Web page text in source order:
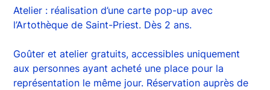
Atelier : réalisation d’une carte pop-up avec
l’Artothèque de Saint-Priest. Dès 2 ans.
Goûter et atelier gratuits, accessibles uniquement
aux personnes ayant acheté une place pour la
représentation le même jour. Réservation auprès de